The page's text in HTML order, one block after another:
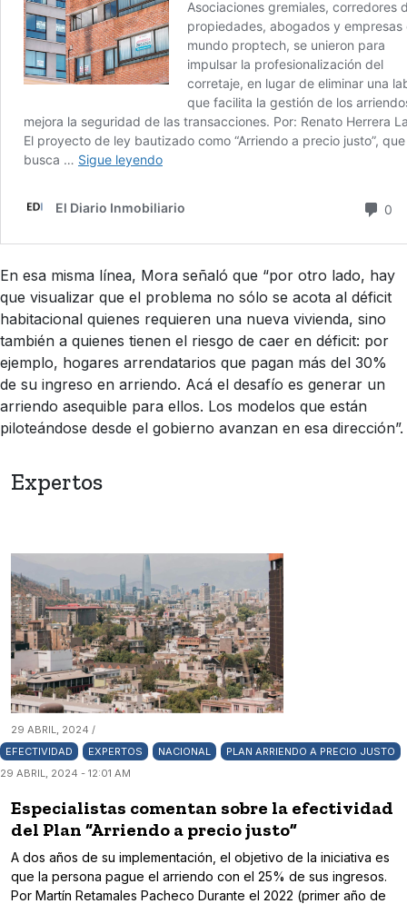
En esa misma línea, Mora señaló que “por otro lado, hay
que visualizar que el problema no sólo se acota al déficit
habitacional quienes requieren una nueva vivienda, sino
también a quienes tienen el riesgo de caer en déficit: por
ejemplo, hogares arrendatarios que pagan más del 30%
de su ingreso en arriendo. Acá el desafío es generar un
arriendo asequible para ellos. Los modelos que están
piloteándose desde el gobierno avanzan en esa dirección”.
Expertos
29 ABRIL, 2024 /
EFECTIVIDAD
EXPERTOS NACIONAL
PLAN ARRIENDO A PRECIO JUSTO
29 ABRIL, 2024 - 12:01 AM
Especialistas comentan sobre la efectividad
del Plan “Arriendo a precio justo”
A dos años de su implementación, el objetivo de la iniciativa es
que la persona pague el arriendo con el 25% de sus ingresos.
Por Martín Retamales Pacheco Durante el 2022 (primer año de